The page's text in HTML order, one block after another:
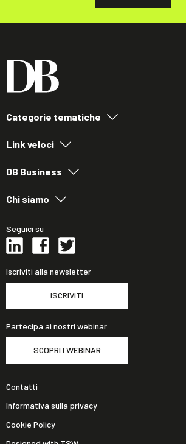
Categorie tematiche
Link veloci
DB Business
Chi siamo
Seguici su
Iscriviti alla newsletter
ISCRIVITI
Partecipa ai nostri webinar
SCOPRI I WEBINAR
Contatti
Informativa sulla privacy
Cookie Policy